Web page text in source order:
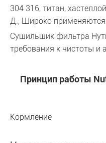
304 316, титан,
Д., Широко
Сушильщик фильтра
требования к чистоты и
Принцип работы
Кормление